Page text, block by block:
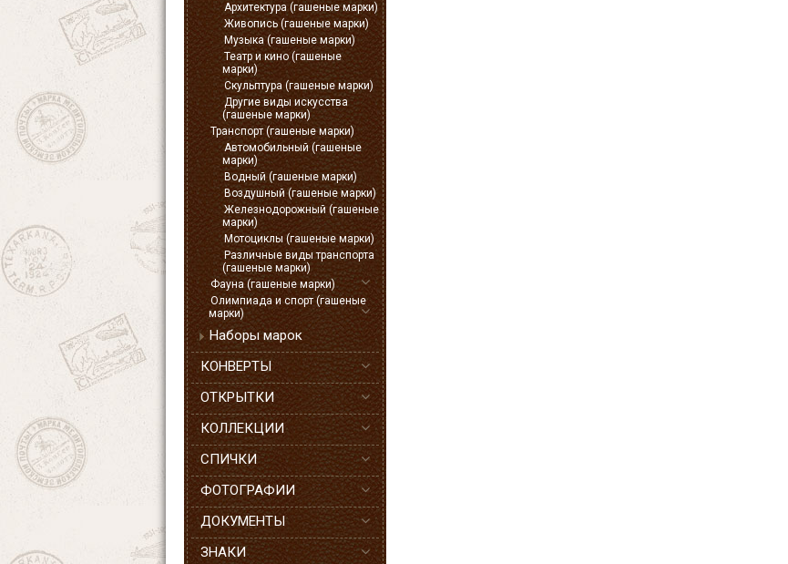
Архитектура (гашеные марки)
Живопись (гашеные марки)
Музыка (гашеные марки)
Театр и кино (гашеные
марки)
Скульптура (гашеные марки)
Другие виды искусства
(гашеные марки)
Транспорт (гашеные марки)
Автомобильный (гашеные
марки)
Водный (гашеные марки)
Воздушный (гашеные марки)
Железнодорожный (гашеные
марки)
Мотоциклы (гашеные марки)
Различные виды транспорта
(гашеные марки)
Фауна (гашеные марки)
Олимпиада и спорт (гашеные
марки)
Наборы марок
КОНВЕРТЫ
ОТКРЫТКИ
КОЛЛЕКЦИИ
СПИЧКИ
ФОТОГРАФИИ
ДОКУМЕНТЫ
ЗНАКИ